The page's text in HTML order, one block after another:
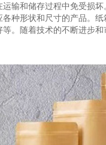
输和储存过程中免受损
种形状和尺寸的产品。
。随着技术的不断进步